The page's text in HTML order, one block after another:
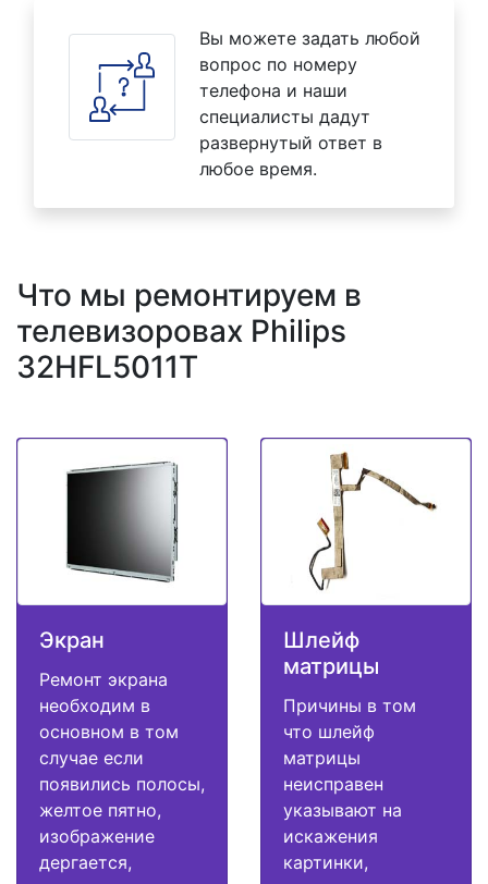
Вы можете задать любой
вопрос по номеру
телефона и наши
специалисты дадут
развернутый ответ в
любое время.
Что мы ремонтируем в
телевизоровах Philips
32HFL5011T
Экран
Ремонт экрана
необходим в
основном в том
случае если
появились полосы,
желтое пятно,
изображение
дергается,
Шлейф
матрицы
Причины в том
что шлейф
матрицы
неисправен
указывают на
искажения
картинки,